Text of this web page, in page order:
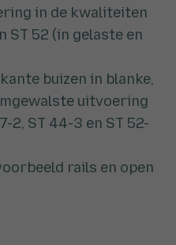
in de kwaliteiten
ST 52 (in gelaste en
buizen in blanke,
uitvoering
2, ST 44-3 en ST 52-
rails en open